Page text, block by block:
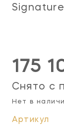
175
Снято с
Нет в
Артикул